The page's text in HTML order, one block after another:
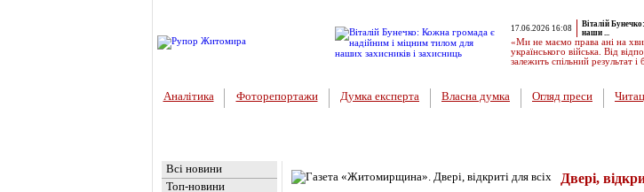
17.06.2026 16:08
Віталій
наши ...
«Ми не маємо права ані на
українського війська. Від
залежить спільний результат
Аналітика Фоторепортажи Думка експерта Власна думка Огляд преси
Всі новини
Топ-новини
Двері,